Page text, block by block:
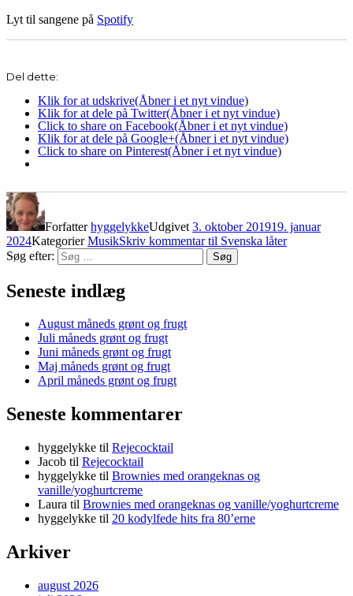
Lyt til sangene på Spotify
Del dette:
Klik for at udskrive(Åbner i et nyt vindue)
Klik for at dele på Twitter(Åbner i et nyt vindue)
Click to share on Facebook(Åbner i et nyt vindue)
Klik for at dele på Google+(Åbner i et nyt vindue)
Click to share on Pinterest(Åbner i et nyt vindue)
ForfatterhyggelykkeUdgivet 3. oktober 201919. januar
2024KategorierMusikSkriv kommentartil Svenska låter
Søg efter:
Søg
Seneste indlæg
August måneds grønt og frugt
Juli måneds grønt og frugt
Juni måneds grønt og frugt
Maj måneds grønt og frugt
April måneds grønt og frugt
Seneste kommentarer
hyggelykke til Rejecocktail
Jacob til Rejecocktail
hyggelykke til Brownies med orangeknas og
vanille/yoghurtcreme
Laura til Brownies med orangeknas og vanille/yoghurtcreme
hyggelykke til 20 kodylfede hits fra 80’erne
Arkiver
august 2026